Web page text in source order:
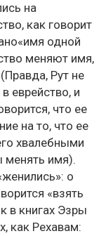
на
как говорит
одной
меняют имя,
Рут не
еврейство, и
что ее
на то, что ее
хвалебными
менять имя).
о
«взять
в книгах Эзры
как Рехавам: